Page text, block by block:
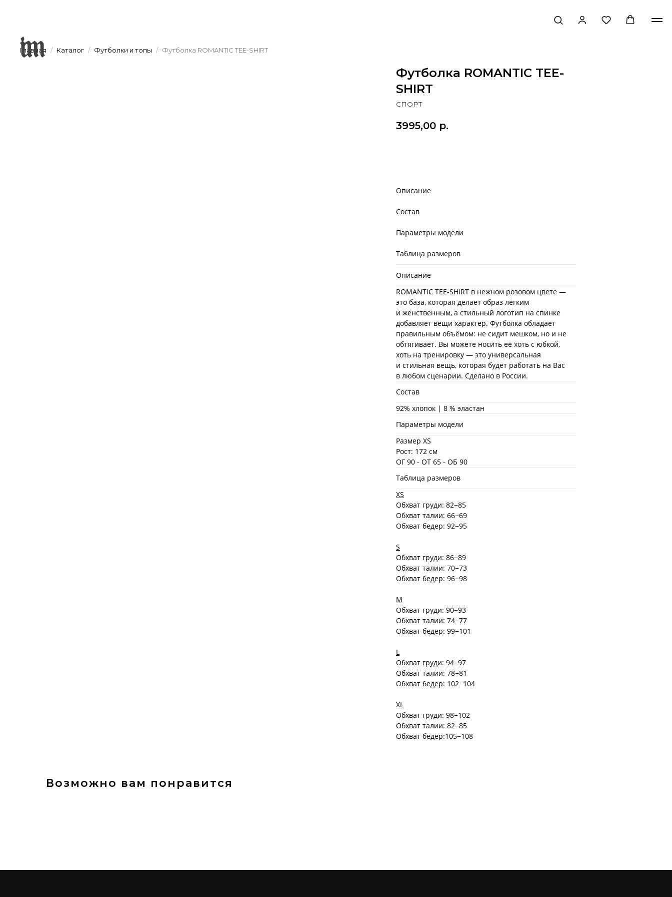
Главная Каталог Футболки и топы Футболка ROMANTIC TEE-SHIRT
Футболка ROMANTIC TEE-
SHIRT
СПОРТ
3995,00 р.
Описание
Состав
Параметры модели
Таблица размеров
Описание
ROMANTIC TEE-SHIRT в нежном розовом цвете —
это база, которая делает образ лёгким
и женственным, а стильный логотип на спинке
добавляет вещи характер. Футболка обладает
правильным объёмом: не сидит мешком, но и не
обтягивает. Вы можете носить её хоть с юбкой,
хоть на тренировку — это универсальная
и стильная вещь, которая будет работать на Вас
в любом сценарии. Сделано в России.
Состав
92% хлопок | 8 % эластан
Параметры модели
Размер XS
Рост: 172 см
ОГ 90 - ОТ 65 - ОБ 90
Таблица размеров
XS
Обхват груди: 82−85
Обхват талии: 66−69
Обхват бедер: 92−95
S
Обхват груди: 86−89
Обхват талии: 70−73
Обхват бедер: 96−98
M
Обхват груди: 90−93
Обхват талии: 74−77
Обхват бедер: 99−101
L
Обхват груди: 94−97
Обхват талии: 78−81
Обхват бедер: 102−104
XL
Обхват груди: 98−102
Обхват талии: 82−85
Обхват бедер:105−108
Возможно вам понравится